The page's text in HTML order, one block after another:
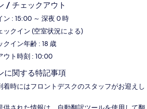
/ チェックアウト
ン : 15:00 ～ 深夜 0 時
ックイン (空室状況による)
クイン年齢 : 18 歳
ウト時刻 : 10:00
に関する特記事項
着時にはフロントデスクのスタッフがお迎えし